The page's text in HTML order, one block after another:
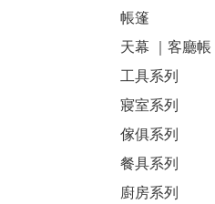
帳篷
天幕 ｜客廳帳
工具系列
寢室系列
傢俱系列
餐具系列
廚房系列